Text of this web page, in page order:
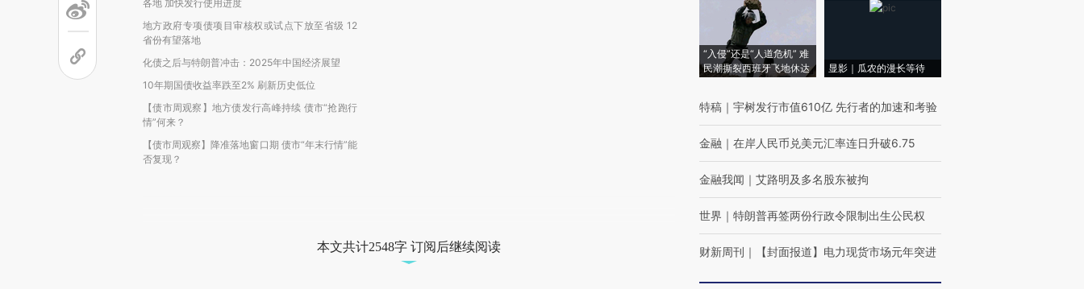
各地 加快发行使用进度
地方政府专项债项目审核权或试点下放至省级 12
省份有望落地
化债之后与特朗普冲击：2025年中国经济展望
10年期国债收益率跌至2% 刷新历史低位
【债市周观察】地方债发行高峰持续 债市“抢跑行
情”何来？
【债市周观察】降准落地窗口期 债市“年末行情”能
否复现？
本文共计2548字 订阅后继续阅读
“入侵”还是“人道危机” 难
民潮撕裂西班牙飞地休达
显影｜瓜农的漫长等待
特稿 ｜ 宇树发行市值610亿 先行者的加速和考验
金融 ｜ 在岸人民币兑美元汇率连日升破6.75
金融我闻 ｜ 艾路明及多名股东被拘
世界 ｜ 特朗普再签两份行政令限制出生公民权
财新周刊 ｜ 【封面报道】电力现货市场元年突进